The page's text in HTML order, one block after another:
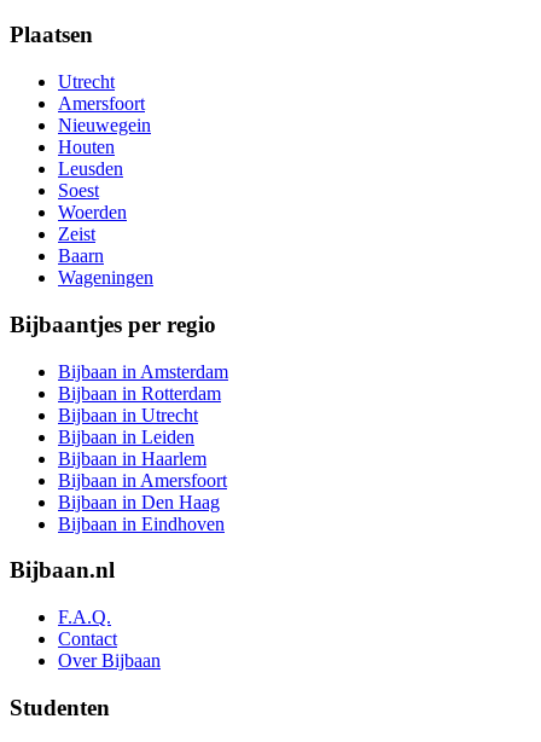
Plaatsen
Utrecht
Amersfoort
Nieuwegein
Houten
Leusden
Soest
Woerden
Zeist
Baarn
Wageningen
Bijbaantjes per regio
Bijbaan in Amsterdam
Bijbaan in Rotterdam
Bijbaan in Utrecht
Bijbaan in Leiden
Bijbaan in Haarlem
Bijbaan in Amersfoort
Bijbaan in Den Haag
Bijbaan in Eindhoven
Bijbaan.nl
F.A.Q.
Contact
Over Bijbaan
Studenten